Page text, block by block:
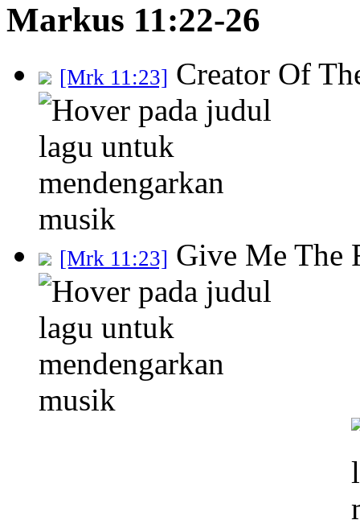
Markus 11:22-26
[Mrk 11:23] Creator Of
[Mrk 11:23] Give Me The